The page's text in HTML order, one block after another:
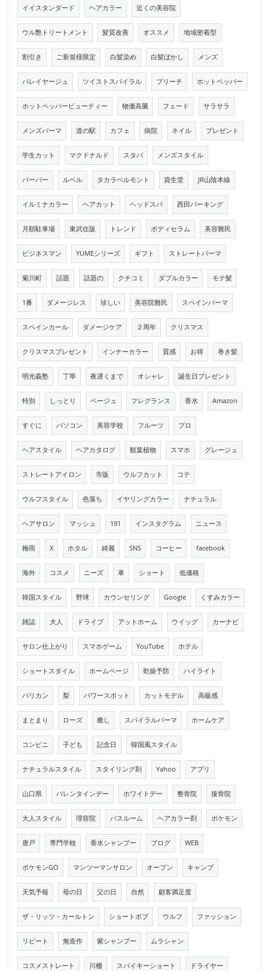
イイスタンダード ヘアカラー 近くの美容院
ウル艶トリートメント 髪質改善 オススメ 地域密着型
割引き ご新規様限定 白髪染め 白髪ぼかし メンズ
バレイヤージュ ツイストスパイラル ブリーチ ホットペッパー
ホットペッパービューティー 物価高騰 フェード サラサラ
メンズパーマ 道の駅 カフェ 病院 ネイル プレゼント
学生カット マクドナルド スタバ メンズスタイル
バーバー ルベル タカラベルモント 資生堂 JR山陰本線
イルミナカラー ヘアカット ヘッドスパ 西田パーキング
月額駐車場 東武住販 トレンド ボディセラム 美容難民
ビジネスマン YUMEシリーズ ギフト ストレートパーマ
菊川町 話題 話題の クチコミ ダブルカラー モテ髪
1番 ダメージレス 珍しい 美容院難民 スペインパーマ
スペインカール ダメージケア ２周年 クリスマス
クリスマスプレゼント インナーカラー 質感 お得 巻き髪
明光義塾 丁寧 夜遅くまで オシャレ 誕生日プレゼント
特別 しっとり ベージュ フレグランス 香水 Amazon
すぐに パソコン 美容学校 フルーツ プロ
ヘアスタイル ヘアカタログ 観葉植物 スマホ グレージュ
ストレートアイロン 市販 ウルフカット コテ
ウルフスタイル 色落ち イヤリングカラー ナチュラル
ヘアサロン マッシュ 191 インスタグラム ニュース
梅雨 X ホタル 綺麗 SNS コーヒー facebook
海外 コスメ ニーズ 車 ショート 低価格
韓国スタイル 野球 カウンセリング Google くすみカラー
雑誌 大人 ドライブ アットホーム ウイッグ カーナビ
サロン仕上がり スマホゲーム YouTube ホテル
ショートスタイル ホームページ 乾燥予防 ハイライト
バリカン 梨 パワースポット カットモデル 高級感
まとまり ローズ 癒し スパイラルパーマ ホームケア
コンビニ 子ども 記念日 韓国風スタイル
ナチュラルスタイル スタイリング剤 Yahoo アプリ
山口県 バレンタインデー ホワイトデー 整骨院 接骨院
大人スタイル 理容院 バスルーム ヘアカラー剤 ポケモン
唐戸 専門学校 香水シャンプー ブログ WEB
ポケモンGO マンツーマンサロン オープン キャンプ
天気予報 母の日 父の日 自然 顧客満足度
ザ・リッツ・カールトン ショートボブ ウルフ ファッション
リピート 無造作 紫シャンプー ムラシャン
コスメストレート 川棚 スパイキーショート ドライヤー